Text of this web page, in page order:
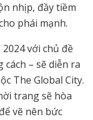
nhịp, đầy tiềm
phái mạnh.
2024 với chủ đề
– sẽ diễn ra
The Global City.
trang sẽ hòa
vẽ nên bức